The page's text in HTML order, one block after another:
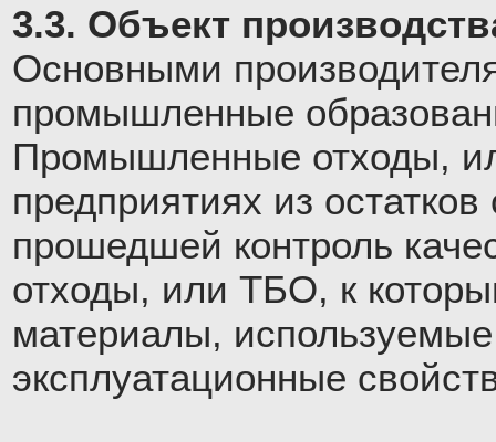
3.3. Объект
Основными
промышленные
Промышленные отходы,
предприятиях из
прошедшей контроль
отходы, или ТБО, к
материалы,
эксплуатационные